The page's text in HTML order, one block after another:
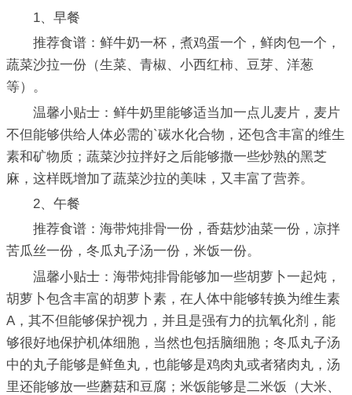
1、早餐
推荐食谱：鲜牛奶一杯，煮鸡蛋一个，鲜肉包一个，
蔬菜沙拉一份（生菜、青椒、小西红柿、豆芽、洋葱
等）。
温馨小贴士：鲜牛奶里能够适当加一点儿麦片，麦片
不但能够供给人体必需的`碳水化合物，还包含丰富的维生
素和矿物质；蔬菜沙拉拌好之后能够撒一些炒熟的黑芝
麻，这样既增加了蔬菜沙拉的美味，又丰富了营养。
2、午餐
推荐食谱：海带炖排骨一份，香菇炒油菜一份，凉拌
苦瓜丝一份，冬瓜丸子汤一份，米饭一份。
温馨小贴士：海带炖排骨能够加一些胡萝卜一起炖，
胡萝卜包含丰富的胡萝卜素，在人体中能够转换为维生素
A，其不但能够保护视力，并且是强有力的抗氧化剂，能
够很好地保护机体细胞，当然也包括脑细胞；冬瓜丸子汤
中的丸子能够是鲜鱼丸，也能够是鸡肉丸或者猪肉丸，汤
里还能够放一些蘑菇和豆腐；米饭能够是二米饭（大米、